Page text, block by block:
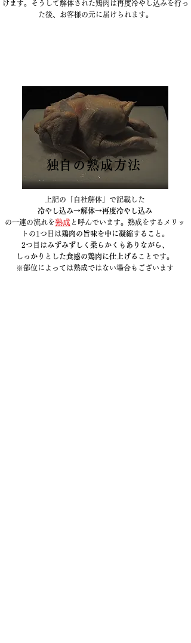
けます。
そうして解体された鶏肉は再度冷やし込みを行っ
た後、
お客様の元に届けられます。
​独自の熟成方法
上記の「自社解体」で記載した​
冷やし込み→解体→再度冷やし込み
の一連の流れを熟成 と呼んでいます。熟成をするメリッ
トの1つ目は鶏肉の旨味を中に凝縮すること 。
2つ目はみずみずしく柔らかくもありながら、
しっかりとした食感の鶏肉に仕上げること です。
​※部位によっては熟成ではない場合もございます